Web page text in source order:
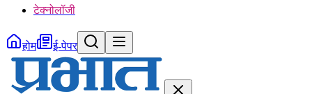
टेक्नोलॉजी
होम ई-पेपर